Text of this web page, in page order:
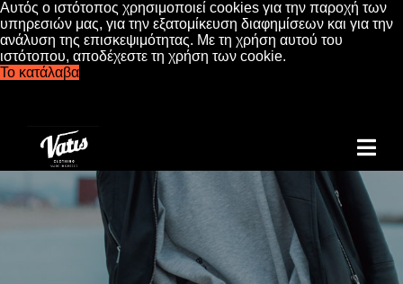
Αυτός ο ιστότοπος χρησιμοποιεί cookies για την παροχή των
υπηρεσιών μας, για την εξατομίκευση διαφημίσεων και για την
ανάλυση της επισκεψιμότητας. Με τη χρήση αυτού του
ιστότοπου, αποδέχεστε τη χρήση των cookie.
Το κατάλαβα